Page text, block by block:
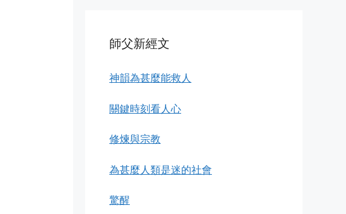
師父新經文
神韻為甚麼能救人
關鍵時刻看人心
修煉與宗教
為甚麼人類是迷的社會
驚醒